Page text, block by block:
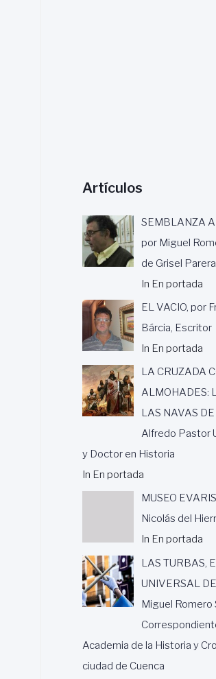
Artículos
SEMBLANZA A
por Miguel
de Grisel Parera
In En portada
EL VACIO, por
Bárcia, Escritor
In En portada
LA CRUZADA
ALMOHADES:
LAS NAVAS
Alfredo Pastor
y Doctor en Historia
In En portada
MUSEO
Nicolás del
In En portada
LAS TURBAS,
UNIVERSAL
Miguel Romero
Academia de la Historia y
ciudad de Cuenca